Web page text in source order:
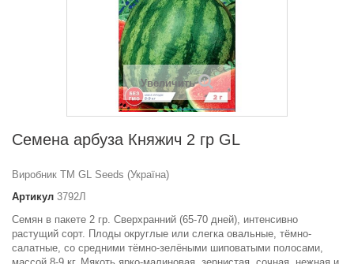
Увеличить
Семена арбуза Княжич 2 гр GL
Виробник ТМ GL Seeds (Україна)
Артикул 3792Л
Семян в пакете 2 гр. Сверхранний (65-70 дней), интенсивно
растущий сорт. Плоды округлые или слегка овальные, тёмно-
салатные, со средними тёмно-зелёными шиповатыми полосами,